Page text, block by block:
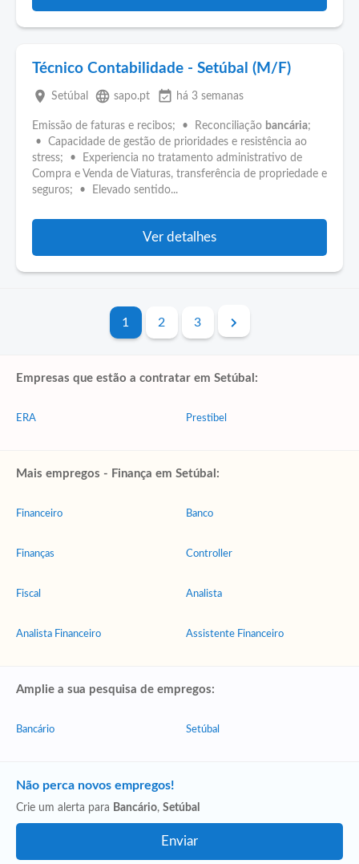
Técnico Contabilidade - Setúbal (M/F)
place Setúbal language sapo.pt event_available há 3 semanas
Emissão de faturas e recibos; • Reconciliação bancária;
• Capacidade de gestão de prioridades e resistência ao
stress; • Experiencia no tratamento administrativo de
Compra e Venda de Viaturas, transferência de propriedade e
seguros; • Elevado sentido...
Ver detalhes
1 2 3
Empresas que estão a contratar em Setúbal:
ERA Prestibel
Mais empregos - Finança em Setúbal:
Financeiro
Finanças
Fiscal
Analista Financeiro
Banco
Controller
Analista
Assistente Financeiro
Amplie a sua pesquisa de empregos:
Bancário Setúbal
Não perca novos empregos!
Crie um alerta para Bancário, Setúbal